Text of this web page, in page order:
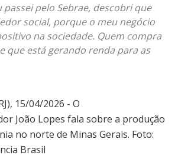
passei pelo Sebrae, descobri que
social, porque o meu negócio
na sociedade. Quem compra
que está gerando renda para as